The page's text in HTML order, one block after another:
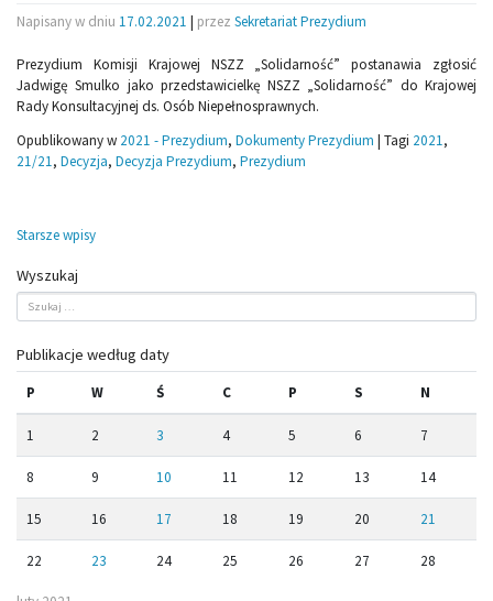
Napisany w dniu 17.02.2021 | przez Sekretariat Prezydium
Prezydium Komisji Krajowej NSZZ „Solidarność” postanawia zgłosić
Jadwigę Smulko jako przedstawicielkę NSZZ „Solidarność” do Krajowej
Rady Konsultacyjnej ds. Osób Niepełnosprawnych.
Opublikowany w 2021 - Prezydium, Dokumenty Prezydium | Tagi 2021,
21/21, Decyzja, Decyzja Prezydium, Prezydium
Nawigacja
po
wpisach
Starsze wpisy
Wyszukaj
Publikacje według daty
P W Ś C P S N
1 2 3 4 5 6 7
8 9 10 11 12 13 14
15 16 17 18 19 20 21
22 23 24 25 26 27 28